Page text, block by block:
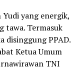
yang energik,
tawa. Termasuk
disinggung PPAD.
Ketua Umum
TNI